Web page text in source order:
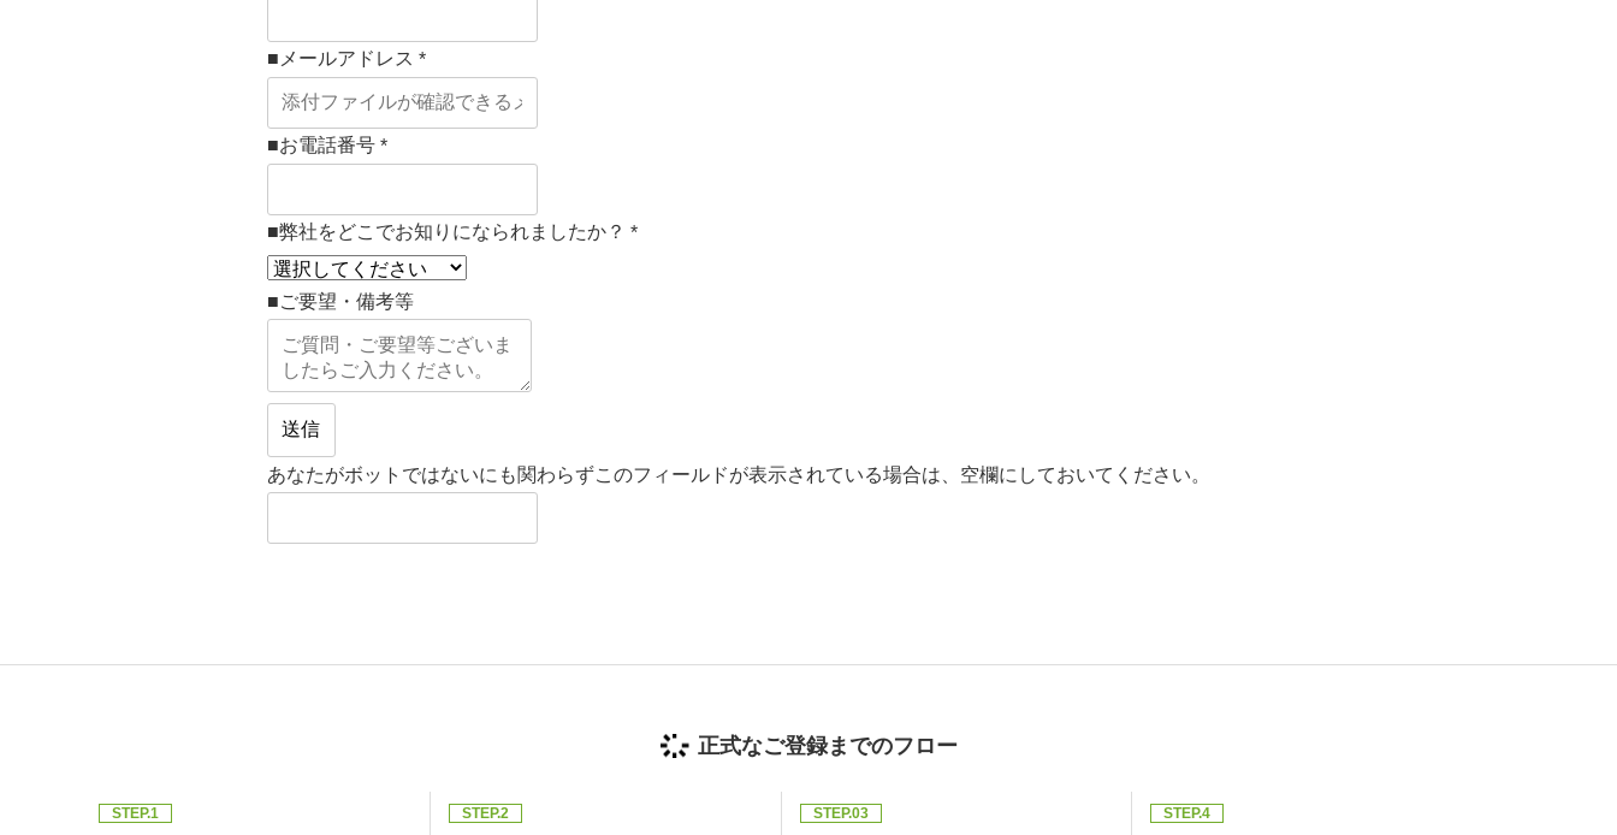
■メールアドレス *
■お電話番号 *
■弊社をどこでお知りになられましたか？ *
■ご要望・備考等
あなたがボットではないにも関わらずこのフィールドが表示されている場合は、空欄にしておいてください。
正式なご登録までのフロー
STEP.1 STEP.2 STEP.03 STEP.4